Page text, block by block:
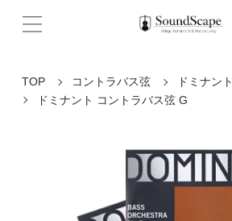
TOP コントラバス弦
ドミナント
ドミナント コントラバス弦 G